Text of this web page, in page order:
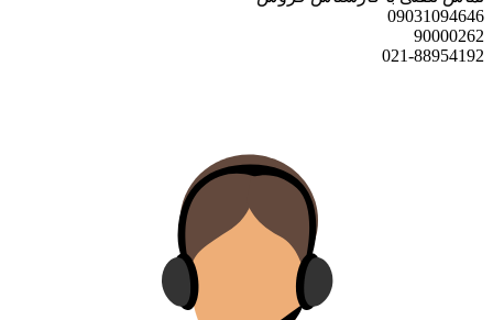
09031094646
90000262
021-88954192